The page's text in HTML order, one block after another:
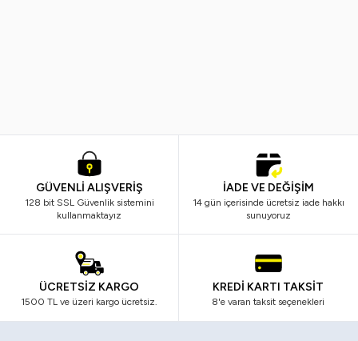
GÜVENLİ ALIŞVERİŞ
128 bit SSL Güvenlik sistemini
kullanmaktayız
İADE VE DEĞİŞİM
14 gün içerisinde ücretsiz iade hakkı
sunuyoruz
ÜCRETSİZ KARGO
1500 TL ve üzeri kargo ücretsiz.
KREDİ KARTI TAKSİT
8'e varan taksit seçenekleri